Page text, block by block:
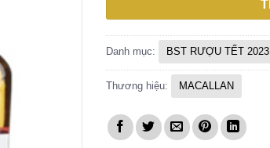
Danh mục: BST RƯỢU TẾT 2023
Thương hiệu: MACALLAN